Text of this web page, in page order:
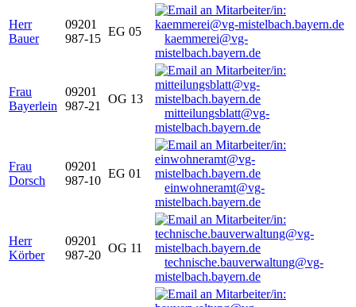
Herr
Bauer
09201
987-15
EG 05
kaemmerei@vg-
mistelbach.bayern.de
Frau
Bayerlein
09201
987-21
OG 13
mitteilungsblatt@vg-
mistelbach.bayern.de
Frau
Dorsch
09201
987-10
EG 01
einwohneramt@vg-
mistelbach.bayern.de
Herr
Körber
09201
987-20
OG 11
technische.bauverwaltung@vg-
mistelbach.bayern.de